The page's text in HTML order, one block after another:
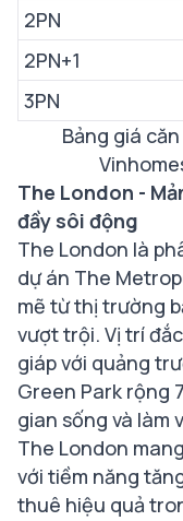
2PN
2PN+1
3PN
Bảng giá
The London -
đầy sôi động
The London là
dự án The
mẽ từ thị trường
vượt trội. Vị trí
giáp với quảng
Green Park rộng
gian sống và làm
The London
với tiềm năng
thuê hiệu quả